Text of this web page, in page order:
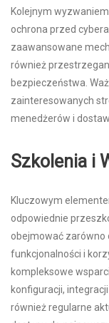
Kolejnym
ochrona przed
zaawansowane
również
bezpieczeństwa.
zainteresowanych
menedżerów i
Szkolenia i
Kluczowym
odpowiednie
obejmować zarówno
funkcjonalności i
kompleksowe
konfiguracji,
również regularne